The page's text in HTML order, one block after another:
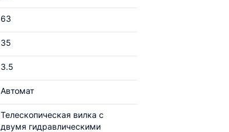
63
35
3.5
Автомат
Телескопическая вилка с
двумя гидравлическими